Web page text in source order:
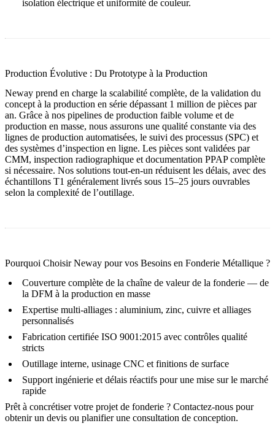
isolation électrique et uniformité de couleur.
Production Évolutive : Du Prototype à la Production
Neway prend en charge la scalabilité complète, de la validation du
concept à la production en série dépassant 1 million de pièces par
an. Grâce à nos pipelines de production faible volume et de
production en masse, nous assurons une qualité constante via des
lignes de production automatisées, le suivi des processus (SPC) et
des systèmes d’inspection en ligne. Les pièces sont validées par
CMM, inspection radiographique et documentation PPAP complète
si nécessaire. Nos solutions tout-en-un réduisent les délais, avec des
échantillons T1 généralement livrés sous 15–25 jours ouvrables
selon la complexité de l’outillage.
Pourquoi Choisir Neway pour vos Besoins en Fonderie Métallique ?
Couverture complète de la chaîne de valeur de la fonderie — de
la DFM à la production en masse
Expertise multi-alliages : aluminium, zinc, cuivre et alliages
personnalisés
Fabrication certifiée ISO 9001:2015 avec contrôles qualité
stricts
Outillage interne, usinage CNC et finitions de surface
Support ingénierie et délais réactifs pour une mise sur le marché
rapide
Prêt à concrétiser votre projet de fonderie ? Contactez-nous pour
obtenir un devis ou planifier une consultation de conception.